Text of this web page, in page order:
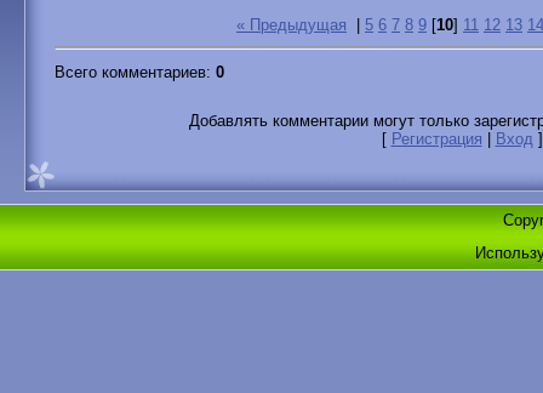
« Предыдущая 5 6 7 8 9 [10] 11 12 13 14
Всего комментариев: 0
Добавлять комментарии могут только
[ Регистрация Вход]